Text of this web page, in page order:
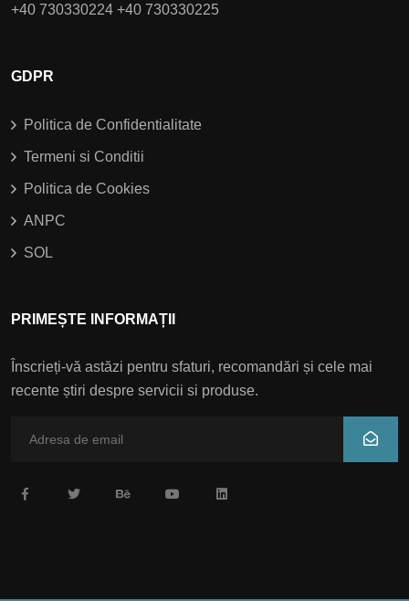
+40 730330224 +40 730330225
GDPR
Politica de Confidentialitate
Termeni si Conditii
Politica de Cookies
ANPC
SOL
PRIMEȘTE INFORMAȚII
Înscrieți-vă astăzi pentru sfaturi, recomandări și cele mai
recente știri despre servicii si produse.